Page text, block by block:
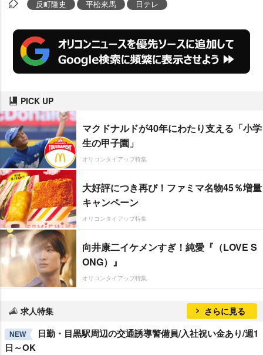
反町隆史 平松來馬 日テレ
PICK UP
マクドナルドが40年にわたり支える「小学
生の甲子園」
オリコンタイアップ特集
大好評につき再び！ファミマ名物45％増量
キャンペーン
オリコンタイアップ特集
向井康二イケメンすぎ！純愛『（LOVE S
ONG）』
オリコンタイアップ特集
求人特集 さらに見る
NEW
日勤・目黒駅周辺の交通誘導警備員/入社祝い金あり/週1
日～OK